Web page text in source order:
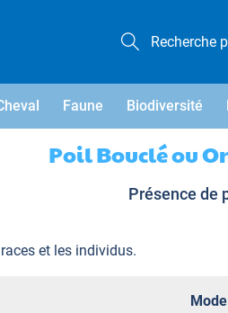
Faune Biodiversité
Poil Bouclé ou
Présence de
et les individus.